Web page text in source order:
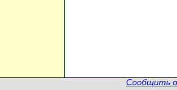
Сообщить о